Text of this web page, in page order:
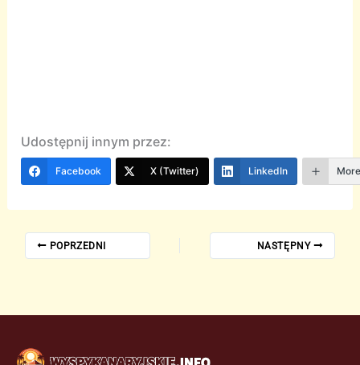
Udostępnij innym przez:
Facebook X (Twitter) LinkedIn
POPRZEDNI NASTĘPNY